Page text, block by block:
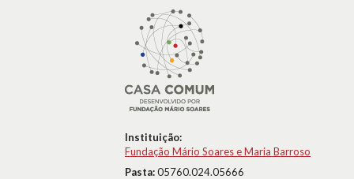
Instituição:
Fundação Mário Soares e Maria Barroso
Pasta:05760.024.05666